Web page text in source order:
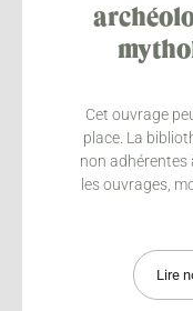
Cet ouvrage
place. La
non adhérentes
les ouvrages,
Lire